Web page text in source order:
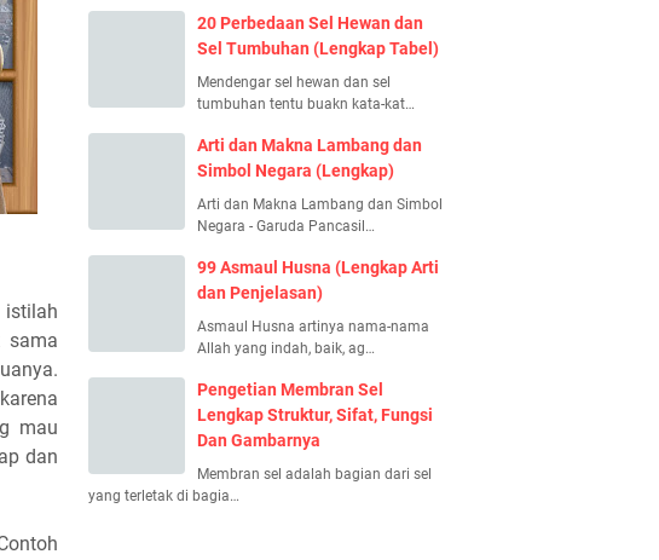
sama
mau
dan
20 Perbedaan Sel Hewan dan
Sel Tumbuhan (Lengkap Tabel)
Mendengar sel hewan dan sel
tumbuhan tentu buakn kata-kat…
Arti dan Makna Lambang dan
Simbol Negara (Lengkap)
Arti dan Makna Lambang dan Simbol
Negara - Garuda Pancasil…
99 Asmaul Husna (Lengkap Arti
dan Penjelasan)
Asmaul Husna artinya nama-nama
Allah yang indah, baik, ag…
Pengetian Membran Sel
Lengkap Struktur, Sifat, Fungsi
Dan Gambarnya
Membran sel adalah bagian dari sel
yang terletak di bagia…